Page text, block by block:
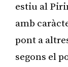
estiu al
amb
pont a
segons el